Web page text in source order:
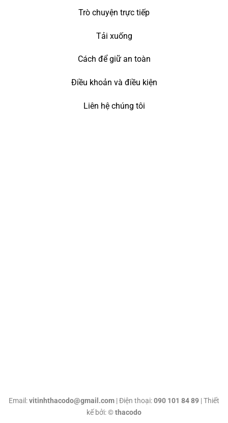
Trò chuyện trực tiếp
Tải xuống
Cách để giữ an toàn
Điều khoản và điều kiện
Liên hệ chúng tôi
Email:vitinhthacodo@gmail.com | Điện thoại:090 101 84 89 | Thiết
kế bởi: ©thacodo